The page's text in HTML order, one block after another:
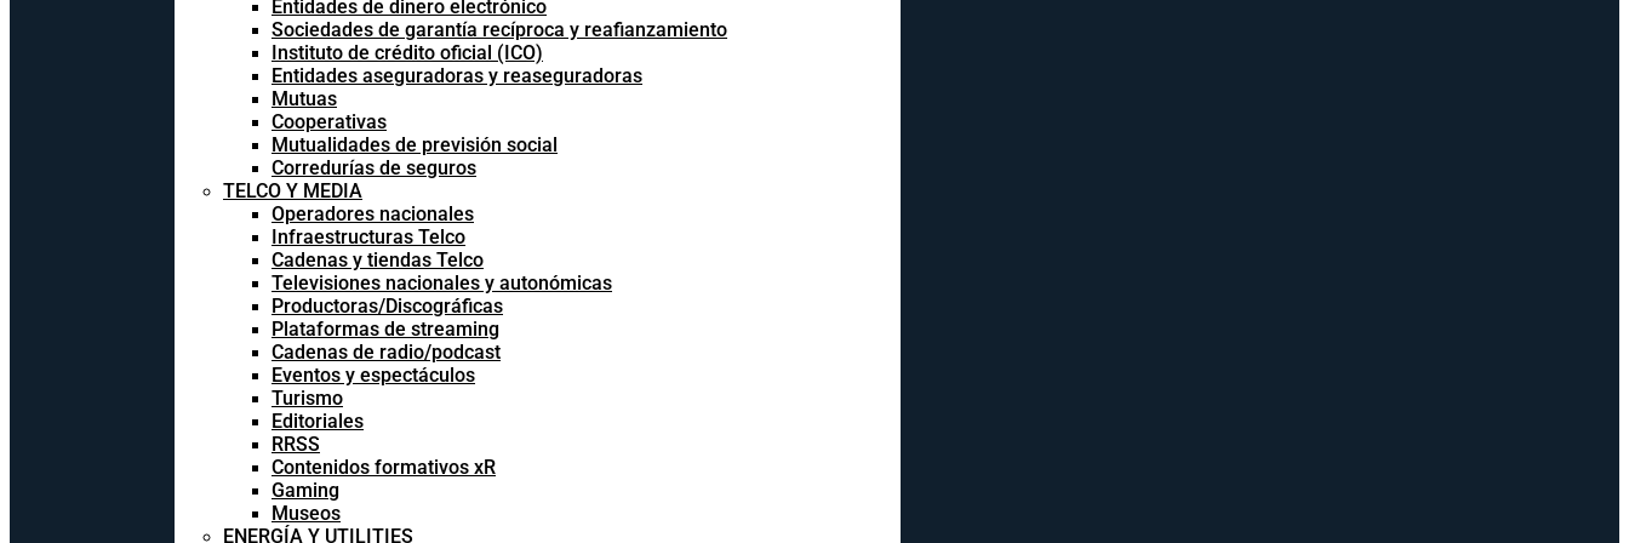
Entidades de dinero electrónico
Sociedades de garantía recíproca y reafianzamiento
Instituto de crédito oficial (ICO)
Entidades aseguradoras y reaseguradoras
Mutuas
Cooperativas
Mutualidades de previsión social
Corredurías de seguros
TELCO Y MEDIA
Operadores nacionales
Infraestructuras Telco
Cadenas y tiendas Telco
Televisiones nacionales y autonómicas
Productoras/Discográficas
Plataformas de streaming
Cadenas de radio/podcast
Eventos y espectáculos
Turismo
Editoriales
RRSS
Contenidos formativos xR
Gaming
Museos
ENERGÍA Y UTILITIES